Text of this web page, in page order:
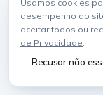
Usamos cookies
desempenho do
aceitar todos ou
de Privacidade.
Recusar não